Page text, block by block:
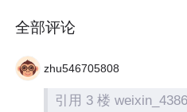
全部评论
zhu546705808
引用 3 楼